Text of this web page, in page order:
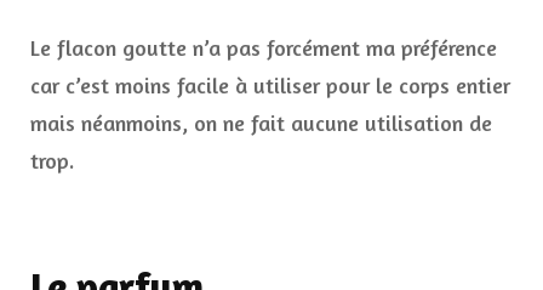
Le flacon goutte n’a pas forcément ma préférence
car c’est moins facile à utiliser pour le corps entier
mais néanmoins, on ne fait aucune utilisation de
trop.